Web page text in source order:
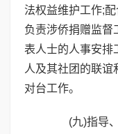
法权益维护工作;
负责涉侨捐赠监督
表人士的人事安排
人及其社团的联谊
对台工作。
(九)指导、